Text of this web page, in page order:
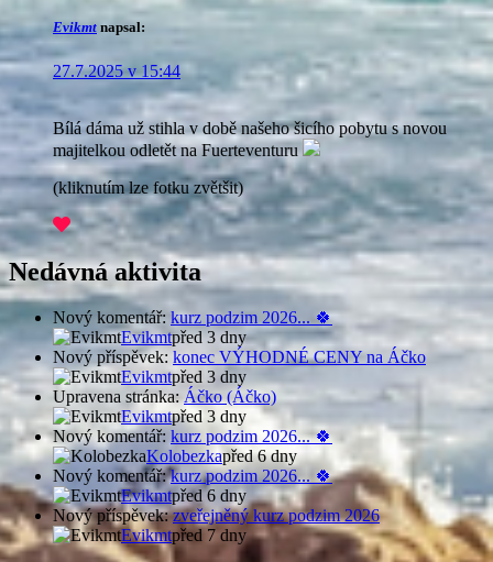
Evikmt napsal:
27.7.2025 v 15:44
Bílá dáma už stihla v době našeho šicího pobytu s novou
majitelkou odletět na Fuerteventuru
(kliknutím lze fotku zvětšit)
Nedávná aktivita
Nový komentář: kurz podzim 2026... 🍀
Evikmtpřed 3 dny
Nový příspěvek: konec VÝHODNÉ CENY na Áčko
Evikmtpřed 3 dny
Upravena stránka: Áčko (Áčko)
Evikmtpřed 3 dny
Nový komentář: kurz podzim 2026... 🍀
Kolobezkapřed 6 dny
Nový komentář:kurz podzim 2026... 🍀
Evikmtpřed 6 dny
Nový příspěvek:zveřejněný kurz podzim 2026
Evikmtpřed 7 dny